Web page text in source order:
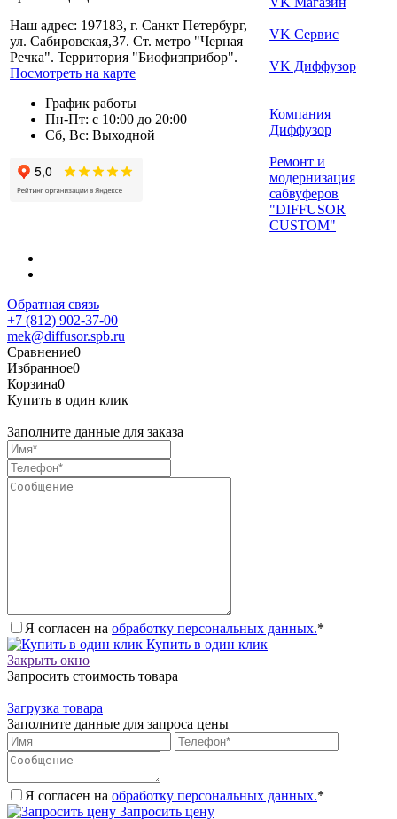
Наш адрес: 197183, г. Санкт Петербург,
ул. Сабировская,37. Ст. метро "Черная
Речка". Территория "Биофизприбор".
Посмотреть на карте
График работы
Пн-Пт: с 10:00 до 20:00
Сб, Вс: Выходной
VK Сервис
VK Диффузор
Компания
Диффузор
Ремонт и
модернизация
сабвуферов
"DIFFUSOR
CUSTOM"
Обратная связь
+7 (812) 902-37-00
mek@diffusor.spb.ru
Сравнение0
Избранное0
Корзина0
Купить в один клик
Заполните данные для заказа
Я согласен на обработку персональных данных.*
Купить в один клик
Закрыть окно
Запросить стоимость товара
Загрузка товара
Заполните данные для запроса цены
Я согласен на обработку персональных данных.*
Запросить цену